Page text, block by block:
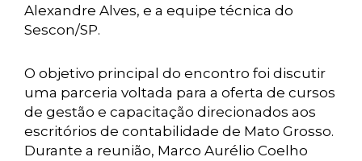
Alexandre Alves, e a equipe técnica do
Sescon/SP.
O objetivo principal do encontro foi discutir
uma parceria voltada para a oferta de cursos
de gestão e capacitação direcionados aos
escritórios de contabilidade de Mato Grosso.
Durante a reunião, Marco Aurélio Coelho